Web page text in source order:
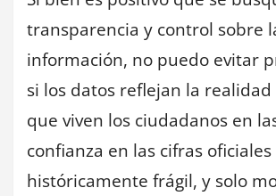
transparencia y control sobre
información, no puedo evitar
si los datos reflejan la
que viven los ciudadanos en
confianza en las cifras
históricamente frágil, y solo